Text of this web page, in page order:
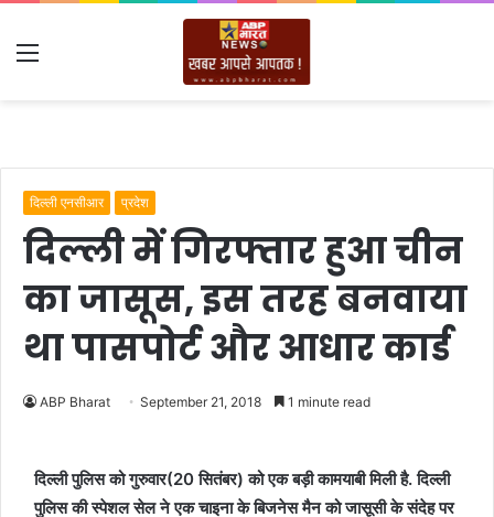
Menu
दिल्ली एनसीआर प्रदेश
दिल्ली में गिरफ्तार हुआ चीन
का जासूस, इस तरह बनवाया
था पासपोर्ट और आधार कार्ड
ABP Bharat September 21, 2018 1 minute read
दिल्ली पुलिस को गुरुवार(20 सितंबर) को एक बड़ी कामयाबी मिली है. दिल्ली
पुलिस की स्पेशल सेल ने एक चाइना के बिजनेस मैन को जासूसी के संदेह पर